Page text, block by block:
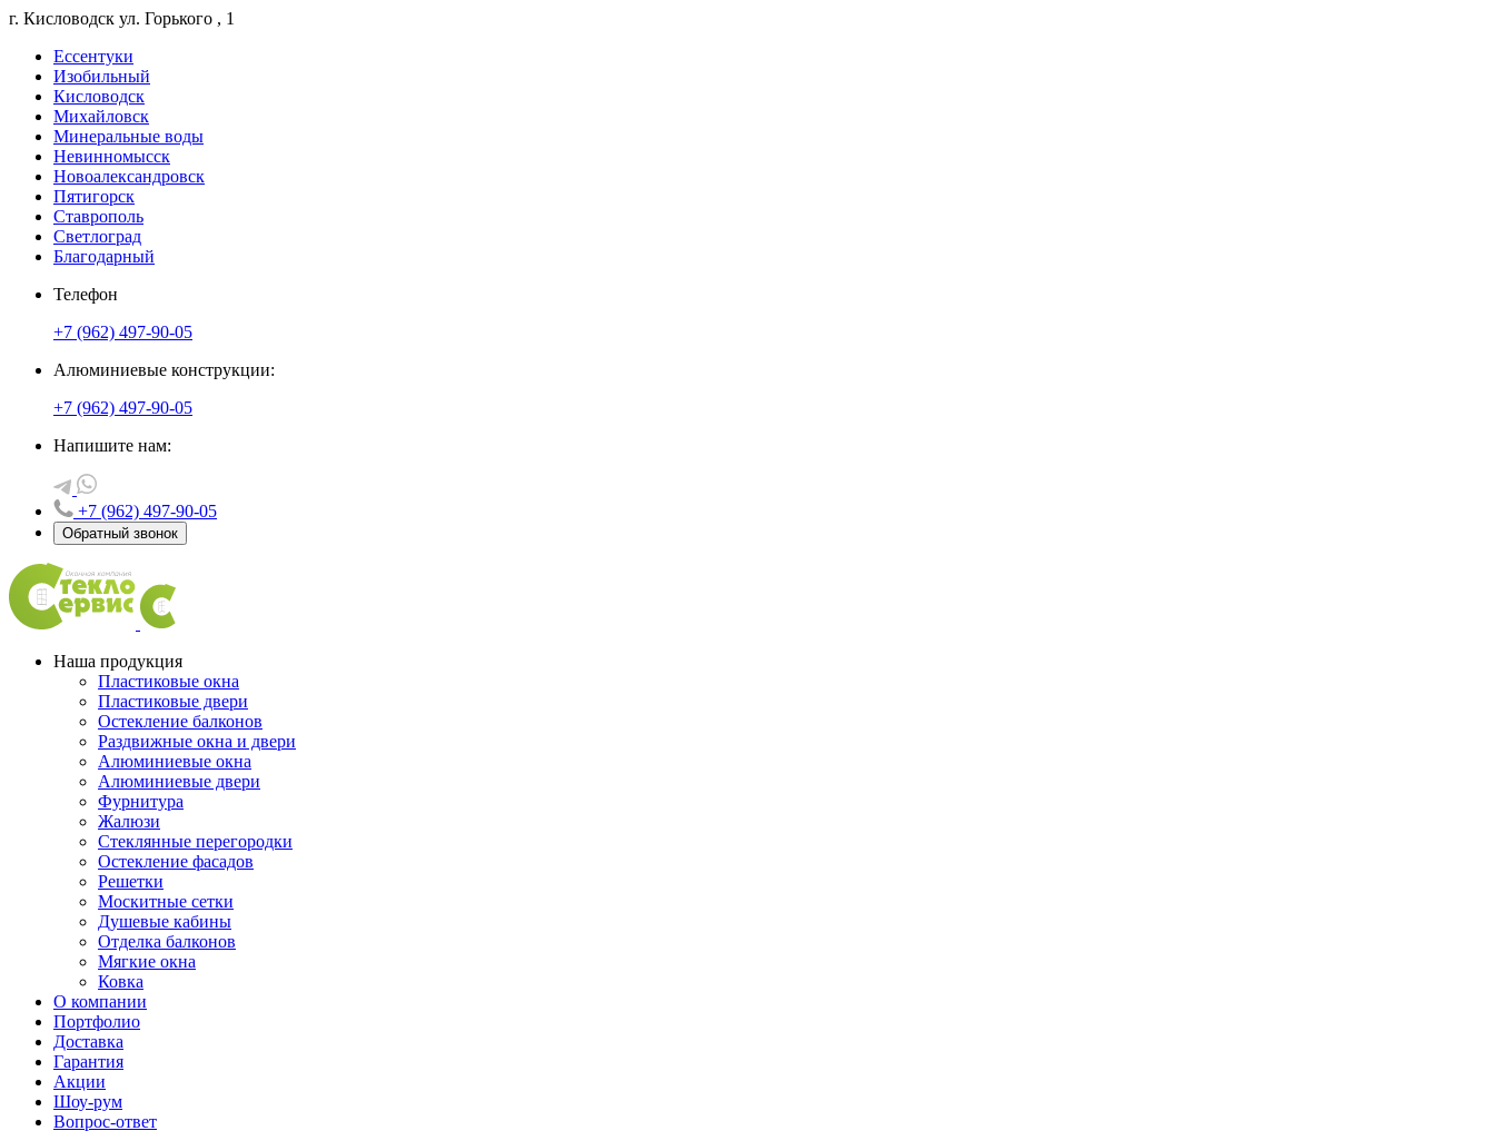
г. Кисловодск ул. Горького , 1
Ессентуки
Изобильный
Кисловодск
Михайловск
Минеральные воды
Невинномысск
Новоалександровск
Пятигорск
Ставрополь
Светлоград
Благодарный
Телефон
+7 (962) 497-90-05
Алюминиевые конструкции:
+7 (962) 497-90-05
Напишите нам:
+7 (962) 497-90-05
Обратный звонок
Наша продукция
Пластиковые окна
Пластиковые двери
Остекление балконов
Раздвижные окна и двери
Алюминиевые окна
Алюминиевые двери
Фурнитура
Жалюзи
Стеклянные перегородки
Остекление фасадов
Решетки
Москитные сетки
Душевые кабины
Отделка балконов
Мягкие окна
Ковка
О компании
Портфолио
Доставка
Гарантия
Акции
Шоу-рум
Вопрос-ответ